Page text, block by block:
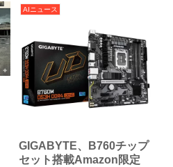
AIニュース
GIGABYTE、B760チップ
セット搭載Amazon限定